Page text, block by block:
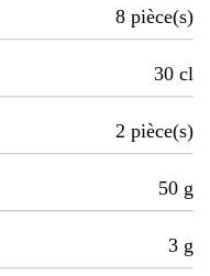
8 pièce(s)
30 cl
2 pièce(s)
50 g
3 g